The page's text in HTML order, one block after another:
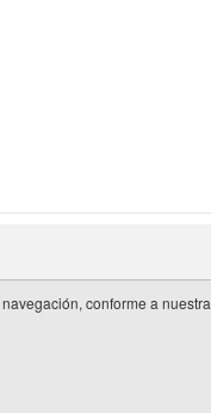
conforme a nuestra